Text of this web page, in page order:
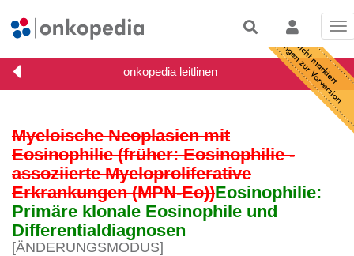
Myeloische Neoplasien mit
Eosinophilie (früher: Eosinophilie -
assoziierte Myeloproliferative
Erkrankungen (MPN-Eo))Eosinophilie:
Primäre klonale Eosinophile und
Differentialdiagnosen
[ÄNDERUNGSMODUS]